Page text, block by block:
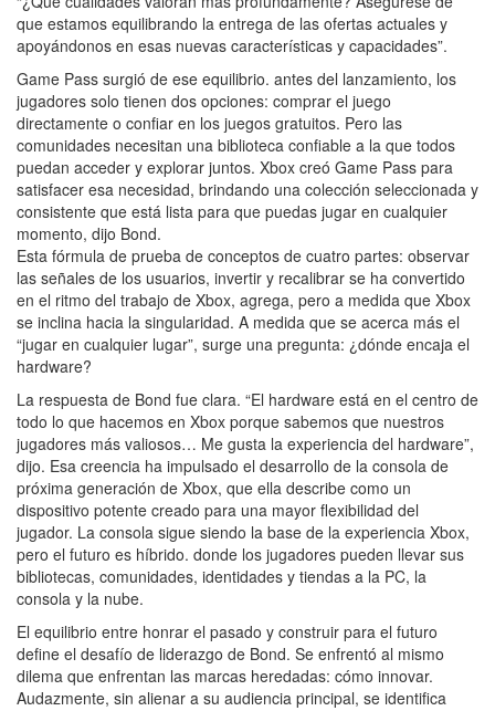
que estamos equilibrando la entrega de las ofertas actuales y
apoyándonos en esas nuevas características y capacidades”.
Game Pass surgió de ese equilibrio. antes del lanzamiento, los
jugadores solo tienen dos opciones: comprar el juego
directamente o confiar en los juegos gratuitos. Pero las
comunidades necesitan una biblioteca confiable a la que todos
puedan acceder y explorar juntos. Xbox creó Game Pass para
satisfacer esa necesidad, brindando una colección seleccionada y
consistente que está lista para que puedas jugar en cualquier
momento, dijo Bond.
Esta fórmula de prueba de conceptos de cuatro partes: observar
las señales de los usuarios, invertir y recalibrar se ha convertido
en el ritmo del trabajo de Xbox, agrega, pero a medida que Xbox
se inclina hacia la singularidad. A medida que se acerca más el
“jugar en cualquier lugar”, surge una pregunta: ¿dónde encaja el
hardware?
La respuesta de Bond fue clara. “El hardware está en el centro de
todo lo que hacemos en Xbox porque sabemos que nuestros
jugadores más valiosos… Me gusta la experiencia del hardware”,
dijo. Esa creencia ha impulsado el desarrollo de la consola de
próxima generación de Xbox, que ella describe como un
dispositivo potente creado para una mayor flexibilidad del
jugador. La consola sigue siendo la base de la experiencia Xbox,
pero el futuro es híbrido. donde los jugadores pueden llevar sus
bibliotecas, comunidades, identidades y tiendas a la PC, la
consola y la nube.
El equilibrio entre honrar el pasado y construir para el futuro
define el desafío de liderazgo de Bond. Se enfrentó al mismo
dilema que enfrentan las marcas heredadas: cómo innovar.
Audazmente, sin alienar a su audiencia principal, se identifica